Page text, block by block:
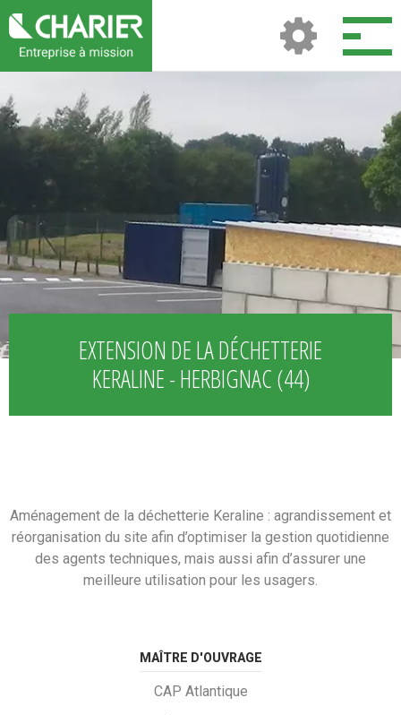
EXTENSION DE LA DÉCHETTERIE
KERALINE - HERBIGNAC (44)
Aménagement de la déchetterie Keraline : agrandissement et
réorganisation du site afin d’optimiser la gestion quotidienne
des agents techniques, mais aussi afin d’assurer une
meilleure utilisation pour les usagers.
MAÎTRE D'OUVRAGE
CAP Atlantique